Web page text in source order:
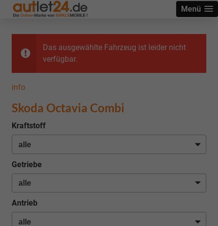
Menü
Das ausgewählte Fahrzeug ist leider nicht
verfügbar.
info
Skoda Octavia Combi
Kraftstoff
Getriebe
Antrieb